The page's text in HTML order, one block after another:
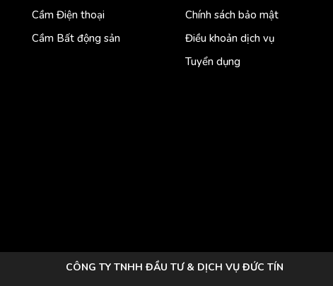
Cầm Điện thoại
Cầm Bất động sản
Chính sách bảo mật
Điều khoản dịch vụ
Tuyển dụng
CÔNG TY TNHH ĐẦU TƯ & DỊCH VỤ ĐỨC TÍN